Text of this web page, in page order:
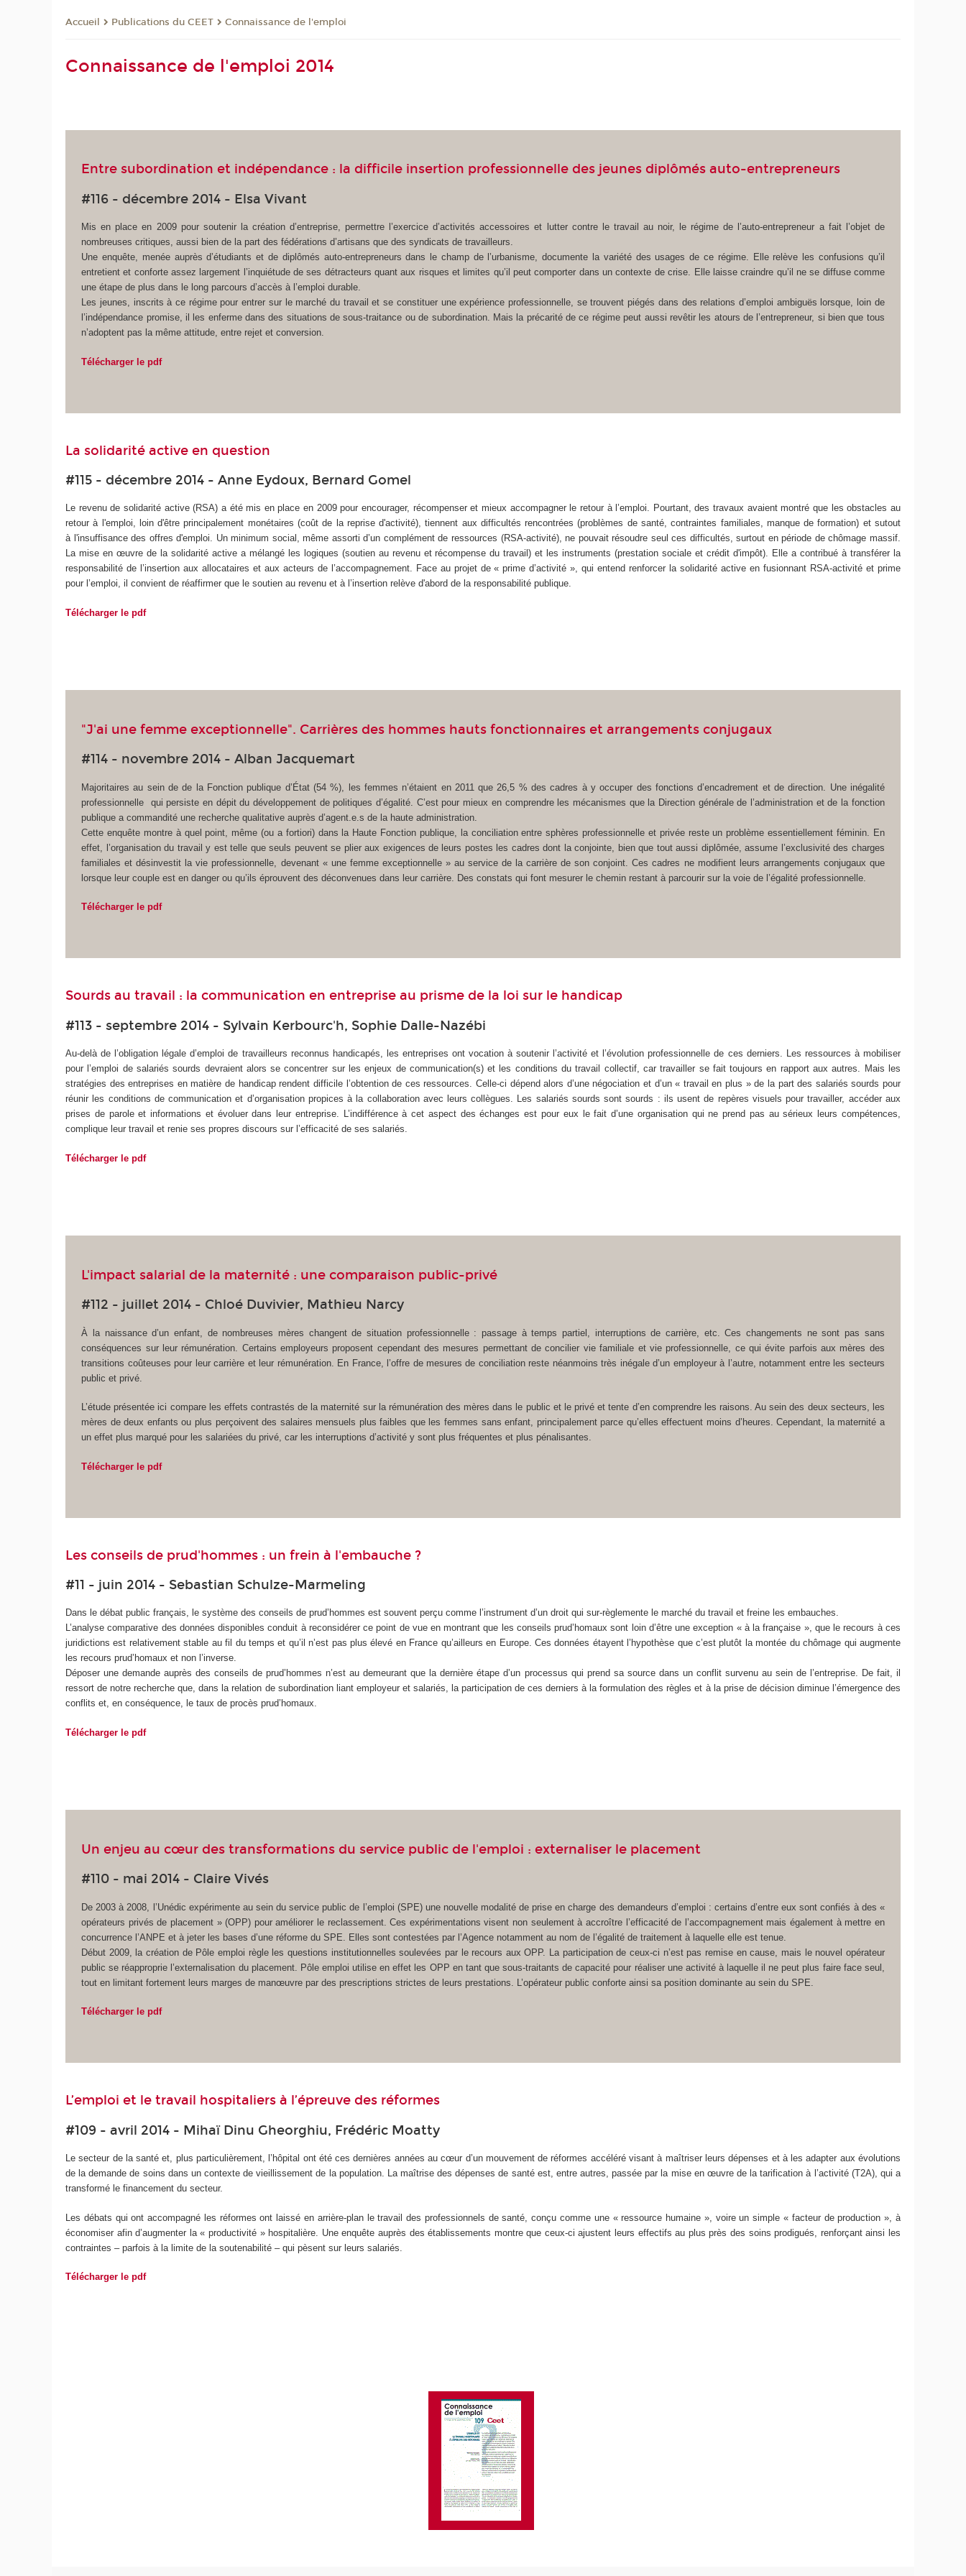
Accueil Publications du CEET Connaissance de l'emploi
Connaissance de l'emploi 2014
Entre subordination et indépendance : la difficile insertion professionnelle des jeunes diplômés auto-entrepreneurs
#116 - décembre 2014 - Elsa Vivant
Mis en place en 2009 pour soutenir la création d’entreprise, permettre l’exercice d’activités accessoires et lutter contre le travail au noir, le régime de l’auto-entrepreneur a fait l’objet de
nombreuses critiques, aussi bien de la part des fédérations d’artisans que des syndicats de travailleurs.
Une enquête, menée auprès d’étudiants et de diplômés auto-entrepreneurs dans le champ de l’urbanisme, documente la variété des usages de ce régime. Elle relève les confusions qu’il
entretient et conforte assez largement l’inquiétude de ses détracteurs quant aux risques et limites qu’il peut comporter dans un contexte de crise. Elle laisse craindre qu’il ne se diffuse comme
une étape de plus dans le long parcours d’accès à l’emploi durable.
Les jeunes, inscrits à ce régime pour entrer sur le marché du travail et se constituer une expérience professionnelle, se trouvent piégés dans des relations d’emploi ambiguës lorsque, loin de
l’indépendance promise, il les enferme dans des situations de sous-traitance ou de subordination. Mais la précarité de ce régime peut aussi revêtir les atours de l’entrepreneur, si bien que tous
n’adoptent pas la même attitude, entre rejet et conversion.
Télécharger le pdf
La solidarité active en question
#115 - décembre 2014 - Anne Eydoux, Bernard Gomel
Le revenu de solidarité active (RSA) a été mis en place en 2009 pour encourager, récompenser et mieux accompagner le retour à l’emploi. Pourtant, des travaux avaient montré que les obstacles au
retour à l'emploi, loin d'être principalement monétaires (coût de la reprise d'activité), tiennent aux difficultés rencontrées (problèmes de santé, contraintes familiales, manque de formation) et sutout
à l'insuffisance des offres d'emploi. Un minimum social, même assorti d’un complément de ressources (RSA-activité), ne pouvait résoudre seul ces difficultés, surtout en période de chômage massif.
La mise en œuvre de la solidarité active a mélangé les logiques (soutien au revenu et récompense du travail) et les instruments (prestation sociale et crédit d'impôt). Elle a contribué à transférer la
responsabilité de l’insertion aux allocataires et aux acteurs de l’accompagnement. Face au projet de « prime d’activité », qui entend renforcer la solidarité active en fusionnant RSA-activité et prime
pour l’emploi, il convient de réaffirmer que le soutien au revenu et à l’insertion relève d'abord de la responsabilité publique.
Télécharger le pdf
"J'ai une femme exceptionnelle". Carrières des hommes hauts fonctionnaires et arrangements conjugaux
#114 - novembre 2014 - Alban Jacquemart
Majoritaires au sein de de la Fonction publique d’État (54 %), les femmes n’étaient en 2011 que 26,5 % des cadres à y occuper des fonctions d’encadrement et de direction. Une inégalité
professionnelle qui persiste en dépit du développement de politiques d’égalité. C’est pour mieux en comprendre les mécanismes que la Direction générale de l’administration et de la fonction
publique a commandité une recherche qualitative auprès d’agent.e.s de la haute administration.
Cette enquête montre à quel point, même (ou a fortiori) dans la Haute Fonction publique, la conciliation entre sphères professionnelle et privée reste un problème essentiellement féminin. En
effet, l’organisation du travail y est telle que seuls peuvent se plier aux exigences de leurs postes les cadres dont la conjointe, bien que tout aussi diplômée, assume l’exclusivité des charges
familiales et désinvestit la vie professionnelle, devenant « une femme exceptionnelle » au service de la carrière de son conjoint. Ces cadres ne modifient leurs arrangements conjugaux que
lorsque leur couple est en danger ou qu’ils éprouvent des déconvenues dans leur carrière. Des constats qui font mesurer le chemin restant à parcourir sur la voie de l’égalité professionnelle.
Télécharger le pdf
Sourds au travail : la communication en entreprise au prisme de la loi sur le handicap
#113 - septembre 2014 - Sylvain Kerbourc'h, Sophie Dalle-Nazébi
Au-delà de l’obligation légale d’emploi de travailleurs reconnus handicapés, les entreprises ont vocation à soutenir l’activité et l’évolution professionnelle de ces derniers. Les ressources à mobiliser
pour l’emploi de salariés sourds devraient alors se concentrer sur les enjeux de communication(s) et les conditions du travail collectif, car travailler se fait toujours en rapport aux autres. Mais les
stratégies des entreprises en matière de handicap rendent difficile l’obtention de ces ressources. Celle-ci dépend alors d’une négociation et d’un « travail en plus » de la part des salariés sourds pour
réunir les conditions de communication et d’organisation propices à la collaboration avec leurs collègues. Les salariés sourds sont sourds : ils usent de repères visuels pour travailler, accéder aux
prises de parole et informations et évoluer dans leur entreprise. L’indifférence à cet aspect des échanges est pour eux le fait d’une organisation qui ne prend pas au sérieux leurs compétences,
complique leur travail et renie ses propres discours sur l’efficacité de ses salariés.
Télécharger le pdf
L'impact salarial de la maternité : une comparaison public-privé
#112 - juillet 2014 - Chloé Duvivier, Mathieu Narcy
À la naissance d’un enfant, de nombreuses mères changent de situation professionnelle : passage à temps partiel, interruptions de carrière, etc. Ces changements ne sont pas sans
conséquences sur leur rémunération. Certains employeurs proposent cependant des mesures permettant de concilier vie familiale et vie professionnelle, ce qui évite parfois aux mères des
transitions coûteuses pour leur carrière et leur rémunération. En France, l’offre de mesures de conciliation reste néanmoins très inégale d’un employeur à l’autre, notamment entre les secteurs
public et privé.
L’étude présentée ici compare les effets contrastés de la maternité sur la rémunération des mères dans le public et le privé et tente d’en comprendre les raisons. Au sein des deux secteurs, les
mères de deux enfants ou plus perçoivent des salaires mensuels plus faibles que les femmes sans enfant, principalement parce qu’elles effectuent moins d’heures. Cependant, la maternité a
un effet plus marqué pour les salariées du privé, car les interruptions d’activité y sont plus fréquentes et plus pénalisantes.
Télécharger le pdf
Les conseils de prud'hommes : un frein à l'embauche ?
#11 - juin 2014 - Sebastian Schulze-Marmeling
Dans le débat public français, le système des conseils de prud’hommes est souvent perçu comme l’instrument d’un droit qui sur-règlemente le marché du travail et freine les embauches.
L’analyse comparative des données disponibles conduit à reconsidérer ce point de vue en montrant que les conseils prud’homaux sont loin d’être une exception « à la française », que le recours à ces
juridictions est relativement stable au fil du temps et qu’il n’est pas plus élevé en France qu’ailleurs en Europe. Ces données étayent l’hypothèse que c’est plutôt la montée du chômage qui augmente
les recours prud’homaux et non l’inverse.
Déposer une demande auprès des conseils de prud’hommes n’est au demeurant que la dernière étape d’un processus qui prend sa source dans un conflit survenu au sein de l’entreprise. De fait, il
ressort de notre recherche que, dans la relation de subordination liant employeur et salariés, la participation de ces derniers à la formulation des règles et à la prise de décision diminue l’émergence des
conflits et, en conséquence, le taux de procès prud’homaux.
Télécharger le pdf
Un enjeu au cœur des transformations du service public de l'emploi : externaliser le placement
#110 - mai 2014 - Claire Vivés
De 2003 à 2008, l’Unédic expérimente au sein du service public de l’emploi (SPE) une nouvelle modalité de prise en charge des demandeurs d’emploi : certains d’entre eux sont confiés à des «
opérateurs privés de placement » (OPP) pour améliorer le reclassement. Ces expérimentations visent non seulement à accroître l’efficacité de l’accompagnement mais également à mettre en
concurrence l’ANPE et à jeter les bases d’une réforme du SPE. Elles sont contestées par l’Agence notamment au nom de l’égalité de traitement à laquelle elle est tenue.
Début 2009, la création de Pôle emploi règle les questions institutionnelles soulevées par le recours aux OPP. La participation de ceux-ci n’est pas remise en cause, mais le nouvel opérateur
public se réapproprie l’externalisation du placement. Pôle emploi utilise en effet les OPP en tant que sous-traitants de capacité pour réaliser une activité à laquelle il ne peut plus faire face seul,
tout en limitant fortement leurs marges de manœuvre par des prescriptions strictes de leurs prestations. L’opérateur public conforte ainsi sa position dominante au sein du SPE.
Télécharger le pdf
L’emploi et le travail hospitaliers à l’épreuve des réformes
#109 - avril 2014 - Mihaï Dinu Gheorghiu, Frédéric Moatty
Le secteur de la santé et, plus particulièrement, l’hôpital ont été ces dernières années au cœur d’un mouvement de réformes accéléré visant à maîtriser leurs dépenses et à les adapter aux évolutions
de la demande de soins dans un contexte de vieillissement de la population. La maîtrise des dépenses de santé est, entre autres, passée par la mise en œuvre de la tarification à l’activité (T2A), qui a
transformé le financement du secteur.
Les débats qui ont accompagné les réformes ont laissé en arrière-plan le travail des professionnels de santé, conçu comme une « ressource humaine », voire un simple « facteur de production », à
économiser afin d’augmenter la « productivité » hospitalière. Une enquête auprès des établissements montre que ceux-ci ajustent leurs effectifs au plus près des soins prodigués, renforçant ainsi les
contraintes ‒ parfois à la limite de la soutenabilité ‒ qui pèsent sur leurs salariés.
Télécharger le pdf